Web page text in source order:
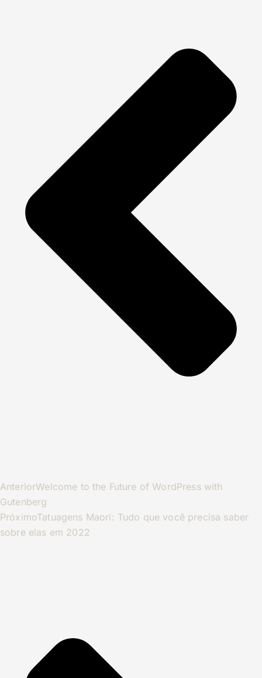
AnteriorWelcome to the Future of WordPress with
Gutenberg
PróximoTatuagens Maori: Tudo que você precisa saber
sobre elas em 2022